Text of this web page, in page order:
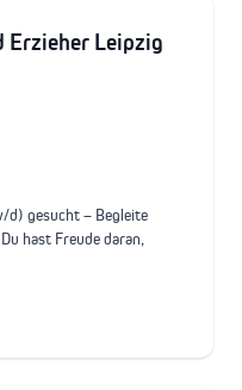
Erzieher Leipzig
d) gesucht – Begleite
hast Freude daran,